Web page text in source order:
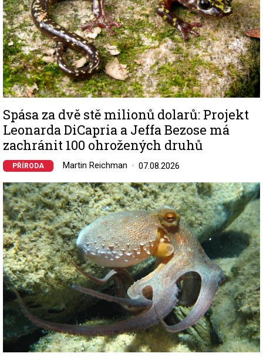
Spása za dvě stě milionů dolarů: Projekt
Leonarda DiCapria a Jeffa Bezose má
zachránit 100 ohrožených druhů
PŘÍRODA Martin Reichman 07.08.2026
Image